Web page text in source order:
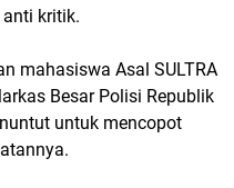
kritik.
mahasiswa Asal SULTRA
Besar Polisi Republik
untuk mencopot